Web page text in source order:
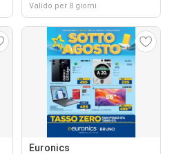
Valido per 8 giorni
Euronics